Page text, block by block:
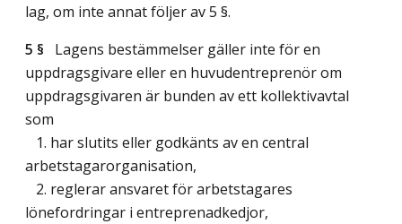
lag, om inte annat följer av 5 §.
5 § Lagens bestämmelser gäller inte för en
uppdragsgivare eller en huvudentreprenör om
uppdragsgivaren är bunden av ett kollektivavtal
som
1. har slutits eller godkänts av en central
arbetstagarorganisation,
2. reglerar ansvaret för arbetstagares
lönefordringar i entreprenadkedjor,